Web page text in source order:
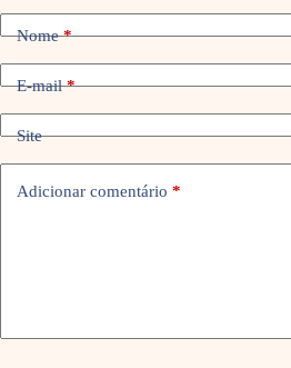
Nome*
E-mail*
Site
Adicionar comentário *